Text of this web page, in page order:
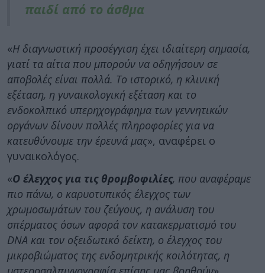
παιδί από το άσθμα
«Η διαγνωστική προσέγγιση έχει ιδιαίτερη σημασία,
γιατί τα αίτια που μπορούν να οδηγήσουν σε
αποβολές είναι πολλά. Το ιστορικό, η κλινική
εξέταση, η γυναικολογική εξέταση και το
ενδοκολπικό υπερηχογράφημα των γεννητικών
οργάνων δίνουν πολλές πληροφορίες για να
κατευθύνουμε την έρευνά μας», αναφέρει ο
γυναικολόγος.
«Ο έλεγχος για τις θρομβοφιλίες, που αναφέραμε
πιο πάνω, ο καρυοτυπικός έλεγχος των
χρωμοσωμάτων του ζεύγους, η ανάλυση του
σπέρματος όσων αφορά τον κατακερματισμό του
DNA και τον οξειδωτικό δείκτη, ο έλεγχος του
μικροβιώματος της ενδομητρικής κοιλότητας, η